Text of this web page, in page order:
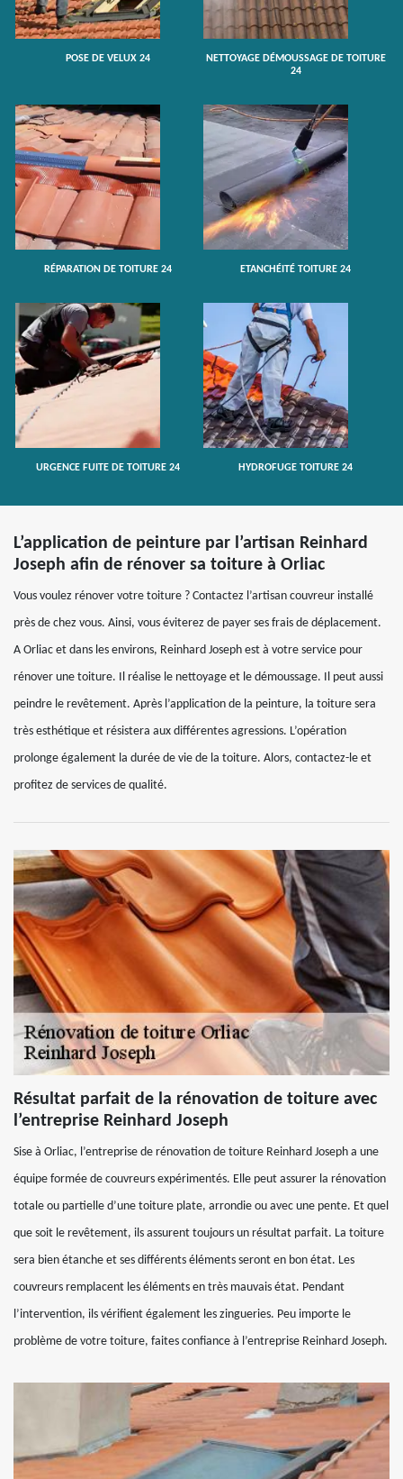
POSE DE VELUX 24
NETTOYAGE DÉMOUSSAGE DE TOITURE
24
RÉPARATION DE TOITURE 24 ETANCHÉITÉ TOITURE 24
URGENCE FUITE DE TOITURE 24 HYDROFUGE TOITURE 24
L’application de peinture par l’artisan Reinhard
Joseph afin de rénover sa toiture à Orliac
Vous voulez rénover votre toiture ? Contactez l’artisan couvreur installé
près de chez vous. Ainsi, vous éviterez de payer ses frais de déplacement.
A Orliac et dans les environs, Reinhard Joseph est à votre service pour
rénover une toiture. Il réalise le nettoyage et le démoussage. Il peut aussi
peindre le revêtement. Après l’application de la peinture, la toiture sera
très esthétique et résistera aux différentes agressions. L’opération
prolonge également la durée de vie de la toiture. Alors, contactez-le et
profitez de services de qualité.
Résultat parfait de la rénovation de toiture avec
l’entreprise Reinhard Joseph
Sise à Orliac, l’entreprise de rénovation de toiture Reinhard Joseph a une
équipe formée de couvreurs expérimentés. Elle peut assurer la rénovation
totale ou partielle d’une toiture plate, arrondie ou avec une pente. Et quel
que soit le revêtement, ils assurent toujours un résultat parfait. La toiture
sera bien étanche et ses différents éléments seront en bon état. Les
couvreurs remplacent les éléments en très mauvais état. Pendant
l’intervention, ils vérifient également les zingueries. Peu importe le
problème de votre toiture, faites confiance à l’entreprise Reinhard Joseph.